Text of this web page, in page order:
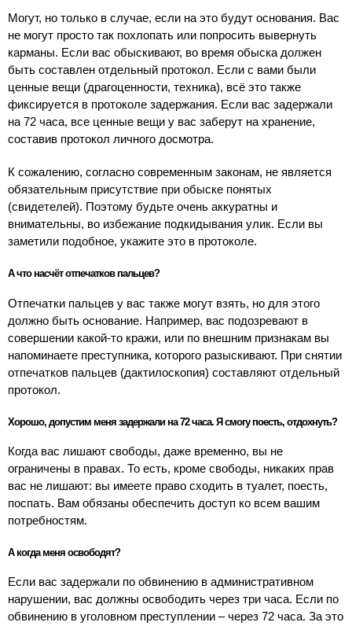
Могут, но только в случае, если на это будут основания. Вас
не могут просто так похлопать или попросить вывернуть
карманы. Если вас обыскивают, во время обыска должен
быть составлен отдельный протокол. Если с вами были
ценные вещи (драгоценности, техника), всё это также
фиксируется в протоколе задержания. Если вас задержали
на 72 часа, все ценные вещи у вас заберут на хранение,
составив протокол личного досмотра.
К сожалению, согласно современным законам, не является
обязательным присутствие при обыске понятых
(свидетелей). Поэтому будьте очень аккуратны и
внимательны, во избежание подкидывания улик. Если вы
заметили подобное, укажите это в протоколе.
А что насчёт отпечатков пальцев?
Отпечатки пальцев у вас также могут взять, но для этого
должно быть основание. Например, вас подозревают в
совершении какой-то кражи, или по внешним признакам вы
напоминаете преступника, которого разыскивают. При снятии
отпечатков пальцев (дактилоскопия) составляют отдельный
протокол.
Хорошо, допустим меня задержали на 72 часа. Я смогу поесть, отдохнуть?
Когда вас лишают свободы, даже временно, вы не
ограничены в правах. То есть, кроме свободы, никаких прав
вас не лишают: вы имеете право сходить в туалет, поесть,
поспать. Вам обязаны обеспечить доступ ко всем вашим
потребностям.
А когда меня освободят?
Если вас задержали по обвинению в административном
нарушении, вас должны освободить через три часа. Если по
обвинению в уголовном преступлении – через 72 часа. За это